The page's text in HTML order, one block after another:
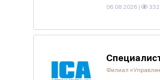
06.08.2026 |
Филиал